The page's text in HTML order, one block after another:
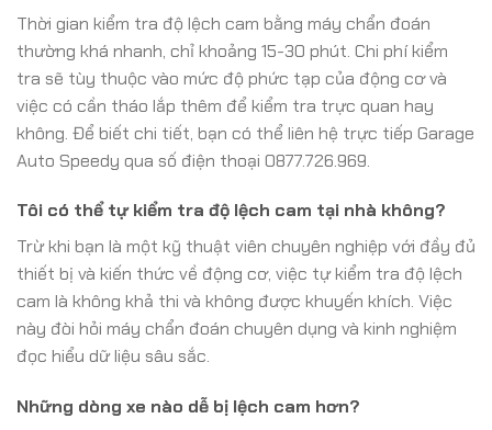
Thời gian kiểm tra độ lệch cam bằng máy chẩn đoán
thường khá nhanh, chỉ khoảng 15-30 phút. Chi phí kiểm
tra sẽ tùy thuộc vào mức độ phức tạp của động cơ và
việc có cần tháo lắp thêm để kiểm tra trực quan hay
không. Để biết chi tiết, bạn có thể liên hệ trực tiếp Garage
Auto Speedy qua số điện thoại 0877.726.969.
Tôi có thể tự kiểm tra độ lệch cam tại nhà không?
Trừ khi bạn là một kỹ thuật viên chuyên nghiệp với đầy đủ
thiết bị và kiến thức về động cơ, việc tự kiểm tra độ lệch
cam là không khả thi và không được khuyến khích. Việc
này đòi hỏi máy chẩn đoán chuyên dụng và kinh nghiệm
đọc hiểu dữ liệu sâu sắc.
Những dòng xe nào dễ bị lệch cam hơn?